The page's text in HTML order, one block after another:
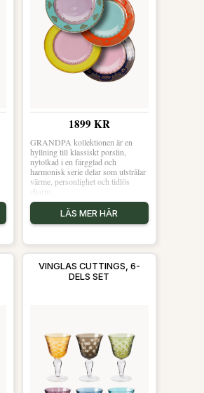
1899 KR
GRANDPA kollektionen är en
hyllning till klassiskt porslin,
nytolkad i en färgglad och
harmonisk serie delar som utstrålar
värme, personlighet och tidlös
charm.
LÄS MER HÄR
VINGLAS CUTTINGS, 6-
DELS SET